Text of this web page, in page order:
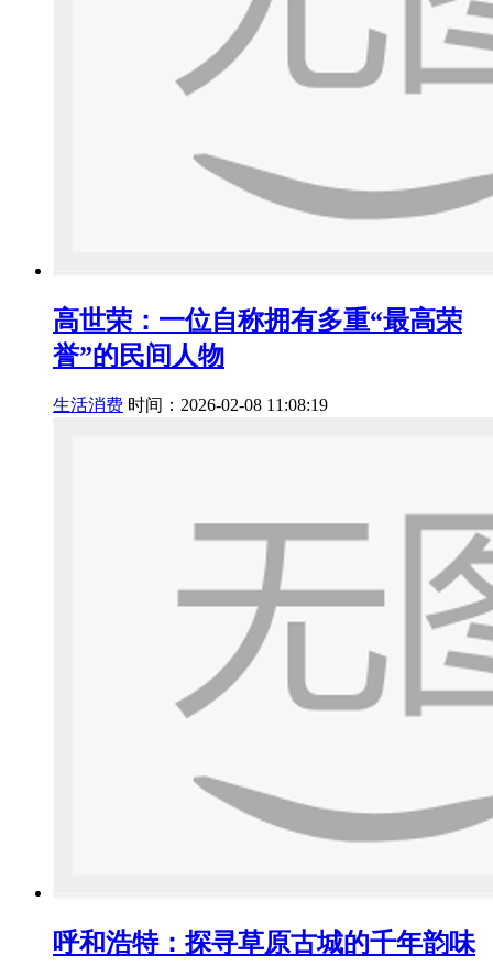
高世荣：一位自称拥有多重“最高荣
誉”的民间人物
生活消费 时间：2026-02-08 11:08:19
呼和浩特：探寻草原古城的千年韵味